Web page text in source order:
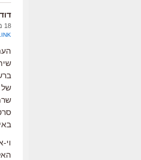
18 מאי 2008 at 15:27
של